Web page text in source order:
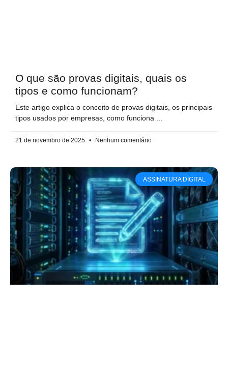
O que são provas digitais, quais os
tipos e como funcionam?
Este artigo explica o conceito de provas digitais, os principais
tipos usados por empresas, como funciona
21 de novembro de 2025 Nenhum comentário
ASSINATURA DIGITAL